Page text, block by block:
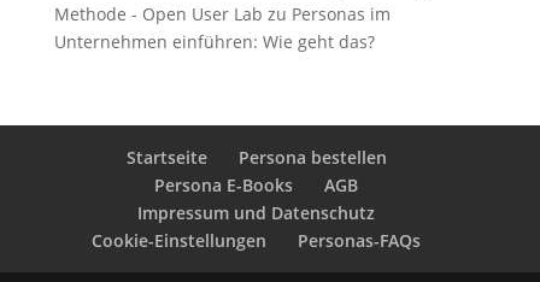
Methode - Open User Lab zu Personas im
Unternehmen einführen: Wie geht das?
Startseite
Persona bestellen
Persona E-Books
AGB
Impressum und Datenschutz
Cookie-Einstellungen
Personas-FAQs